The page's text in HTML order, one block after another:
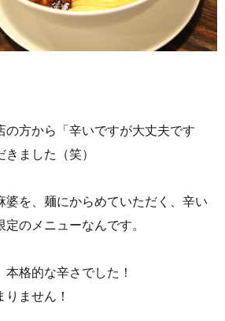
の方から「辛いですが大丈夫です
ました（笑）
婆を、麺にからめていただく、辛い
のメニューなんです。
格的な辛さでした！
ません！